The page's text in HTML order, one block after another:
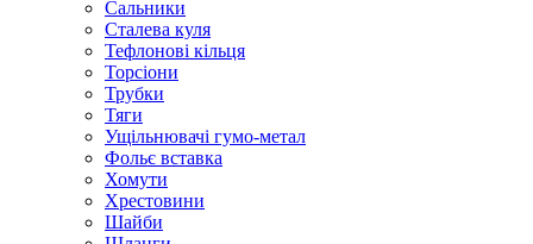
Сальники
Сталева куля
Тефлонові кільця
Торсіони
Трубки
Тяги
Ущільнювачі гумо-метал
Фольє вставка
Хомути
Хрестовини
Шайби